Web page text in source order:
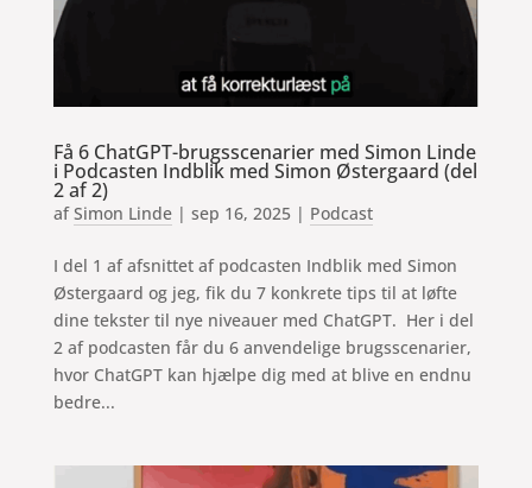
Få 6 ChatGPT-brugsscenarier med Simon Linde
i Podcasten Indblik med Simon Østergaard (del
2 af 2)
afSimon Linde| sep 16, 2025| Podcast
I del 1 af afsnittet af podcasten Indblik med Simon
Østergaard og jeg, fik du 7 konkrete tips til at løfte
dine tekster til nye niveauer med ChatGPT. Her i del
2 af podcasten får du 6 anvendelige brugsscenarier,
hvor ChatGPT kan hjælpe dig med at blive en endnu
bedre...